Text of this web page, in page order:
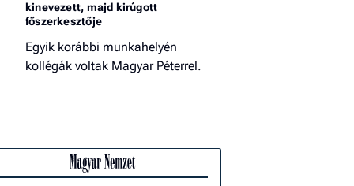
kinevezett, majd kirúgott
főszerkesztője
Egyik korábbi munkahelyén
kollégák voltak Magyar Péterrel.